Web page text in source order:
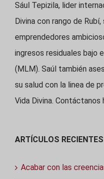
Sául Tepizila, lider
Divina con rango de
emprendedores
ingresos residuales bajo
(MLM). Saúl también
su salud con la linea de
Vida Divina. Contáctanos
ARTÍCULOS RECIENTES
Acabar con las